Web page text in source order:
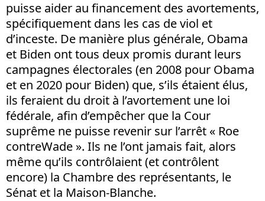
puisse aider au financement des avortements,
spécifiquement dans les cas de viol et
d’inceste. De manière plus générale, Obama
et Biden ont tous deux promis durant leurs
campagnes électorales (en 2008 pour Obama
et en 2020 pour Biden) que, s’ils étaient élus,
ils feraient du droit à l’avortement une loi
fédérale, afin d’empêcher que la Cour
suprême ne puisse revenir sur l’arrêt « Roe
contreWade ». Ils ne l’ont jamais fait, alors
même qu’ils contrôlaient (et contrôlent
encore) la Chambre des représentants, le
Sénat et la Maison-Blanche.